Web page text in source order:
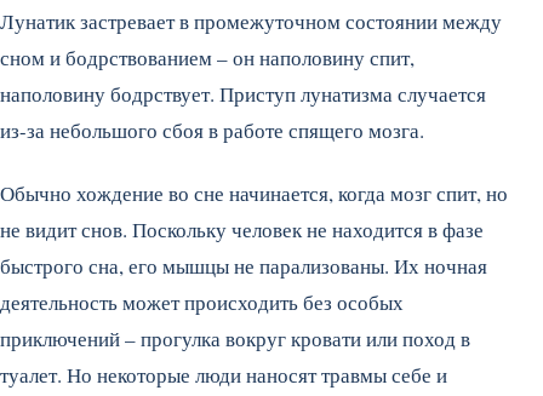
Лунатик застревает в промежуточном состоянии между
сном и бодрствованием – он наполовину спит,
наполовину бодрствует. Приступ лунатизма случается
из-за небольшого сбоя в работе спящего мозга.
Обычно хождение во сне начинается, когда мозг спит, но
не видит снов. Поскольку человек не находится в фазе
быстрого сна, его мышцы не парализованы. Их ночная
деятельность может происходить без особых
приключений – прогулка вокруг кровати или поход в
туалет. Но некоторые люди наносят травмы себе и